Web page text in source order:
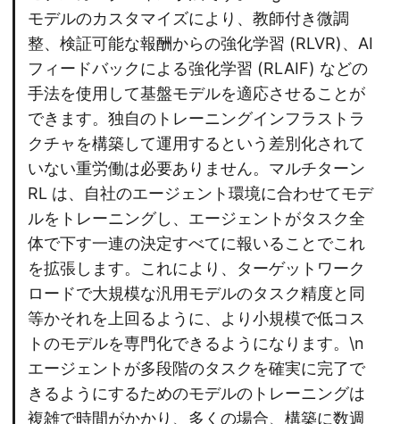
モデルのカスタマイズにより、教師付き微調
整、検証可能な報酬からの強化学習 (RLVR)、AI
フィードバックによる強化学習 (RLAIF) などの
手法を使用して基盤モデルを適応させることが
できます。独自のトレーニングインフラストラ
クチャを構築して運用するという差別化されて
いない重労働は必要ありません。マルチターン
RL は、自社のエージェント環境に合わせてモデ
ルをトレーニングし、エージェントがタスク全
体で下す一連の決定すべてに報いることでこれ
を拡張します。これにより、ターゲットワーク
ロードで大規模な汎用モデルのタスク精度と同
等かそれを上回るように、より小規模で低コス
トのモデルを専門化できるようになります。\n
エージェントが多段階のタスクを確実に完了で
きるようにするためのモデルのトレーニングは
複雑で時間がかかり、多くの場合、構築に数週